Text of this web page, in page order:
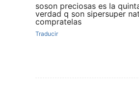
soson preciosas es la
verdad q son sipersuper
compratelas
Traducir